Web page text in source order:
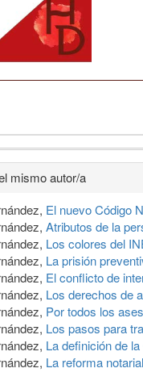
mismo autor/a
El nuevo Código
Atributos de la
Los colores del
La prisión
El conflicto de
Los derechos de
Por todos los
Los pasos para
La definición de
La reforma